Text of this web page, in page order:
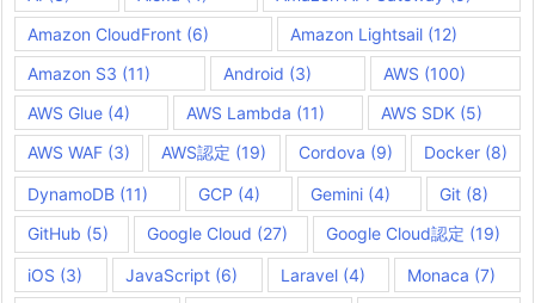
Amazon CloudFront (6) Amazon Lightsail (12)
Amazon S3 (11) Android (3) AWS (100)
AWS Glue (4) AWS Lambda (11) AWS SDK (5)
AWS WAF (3) AWS認定 (19) Cordova (9) Docker(8)
DynamoDB (11) GCP (4) Gemini(4) Git (8)
GitHub (5) Google Cloud (27) Google Cloud認定 (19)
iOS (3) JavaScript(6) Laravel(4) Monaca (7)